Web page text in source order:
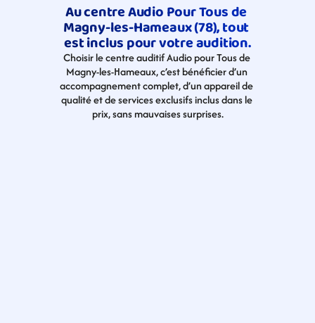
Au centre Audio Pour Tous de
Magny-les-Hameaux (78), tout
est inclus pour votre audition.
Choisir le centre auditif Audio pour Tous de
Magny-les-Hameaux, c’est bénéficier d’un
accompagnement complet, d’un appareil de
qualité et de services exclusifs inclus dans le
prix, sans mauvaises surprises.